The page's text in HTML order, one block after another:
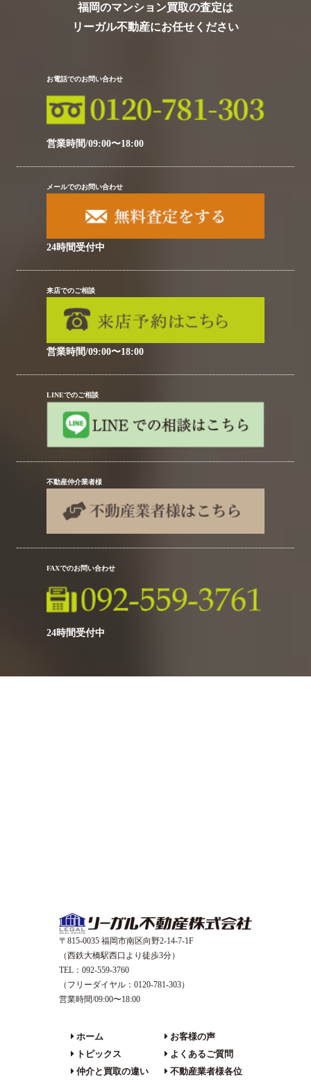
福岡のマンション買取の査定は
リーガル不動産にお任せください
お電話でのお問い合わせ
営業時間/09:00〜18:00
メールでのお問い合わせ
24時間受付中
来店でのご相談
営業時間/09:00〜18:00
LINEでのご相談
不動産仲介業者様
FAXでのお問い合わせ
24時間受付中
〒815-0035 福岡市南区向野2-14-7-1F
（西鉄大橋駅西口より徒歩3分）
TEL：092-559-3760
（フリーダイヤル：0120-781-303）
営業時間/09:00〜18:00
ホーム
トピックス
仲介と買取の違い
お客様の声
よくあるご質問
不動産業者様各位